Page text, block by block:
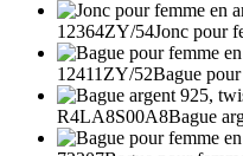
12364ZY/54Jonc pour
12411ZY/52Bague
R4LA8S00A8Bague